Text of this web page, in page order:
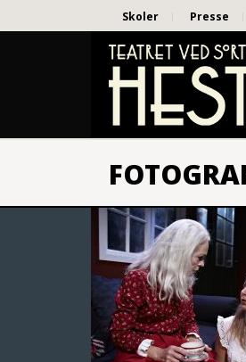
Skoler Presse